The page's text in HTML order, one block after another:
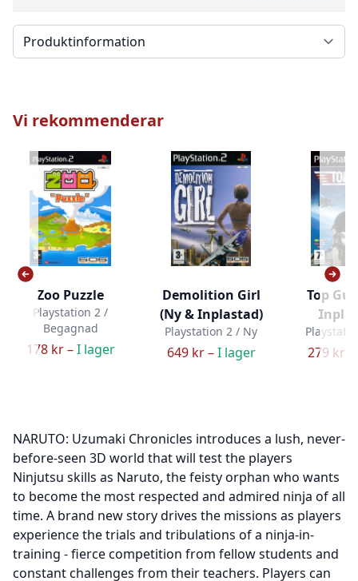
Välj en flik
Vi rekommenderar
Zoo Puzzle
Playstation 2 /
Begagnad
178 kr –I lager
Demolition Girl
(Ny & Inplastad)
Playstation 2 / Ny
649 kr –I lager
Top
279 kr –
NARUTO: Uzumaki Chronicles introduces a lush, never-
before-seen 3D world that will test the players
Ninjutsu skills as Naruto, the feisty orphan who wants
to become the most respected and admired ninja of all
time. A brand new story drives the missions as players
experience the trials and tribulations of a ninja-in-
training - fierce competition from fellow students and
constant challenges from their teachers. Players can